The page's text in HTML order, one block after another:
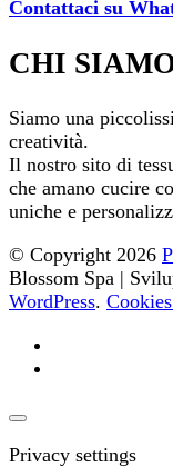
Contattaci su
CHI
Siamo una
creatività.
Il nostro sito di
che amano cucire
uniche e
© Copyright 2026
Blossom Spa |
WordPress.
Privacy settings